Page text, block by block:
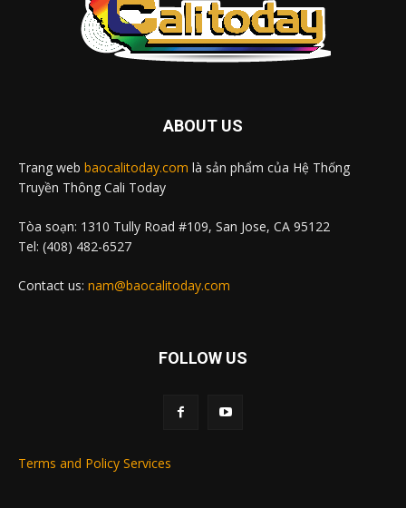
ABOUT US
Trang web baocalitoday.com là sản phẩm của Hệ Thống
Truyền Thông Cali Today
Tòa soạn: 1310 Tully Road #109, San Jose, CA 95122
Tel: (408) 482-6527
Contact us: nam@baocalitoday.com
FOLLOW US
Terms and Policy Services